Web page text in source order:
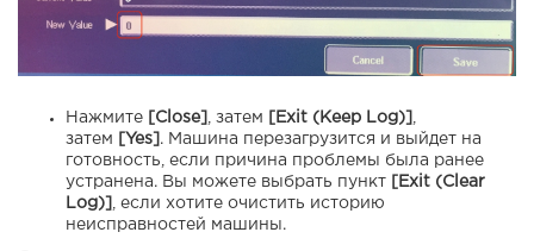
Нажмите [Close] , затем [Exit (Keep Log)]
затем
[Yes] . Машина перезагрузится и выйдет на
готовность, если причина проблемы была ранее
устранена. Вы можете выбрать пункт [Exit (Clear
Log)]
, если хотите очистить историю
неисправностей машины.